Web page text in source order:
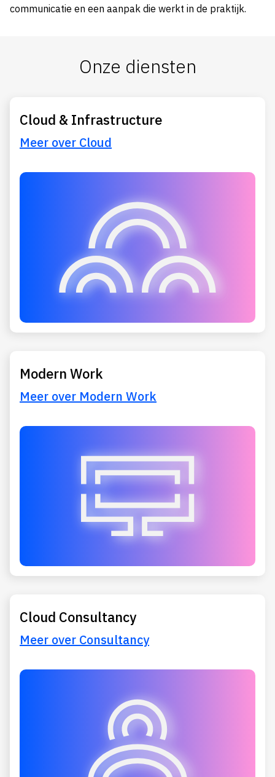
communicatie en een aanpak die werkt in de praktijk.
Onze diensten
Cloud & Infrastructure
Meer over Cloud
Modern Work
Meer over Modern Work
Cloud Consultancy
Meer over Consultancy